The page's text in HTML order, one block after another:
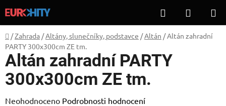
na
obsah
Hledat
KOŠÍK
Domů
/Zahrada /Altány, slunečníky, podstavce /Altán /Altán zahradní
PARTY 300x300cm ZE tm.
Altán zahradní PARTY
300x300cm ZE tm.
Průměrné
Neohodnoceno Podrobnosti hodnocení